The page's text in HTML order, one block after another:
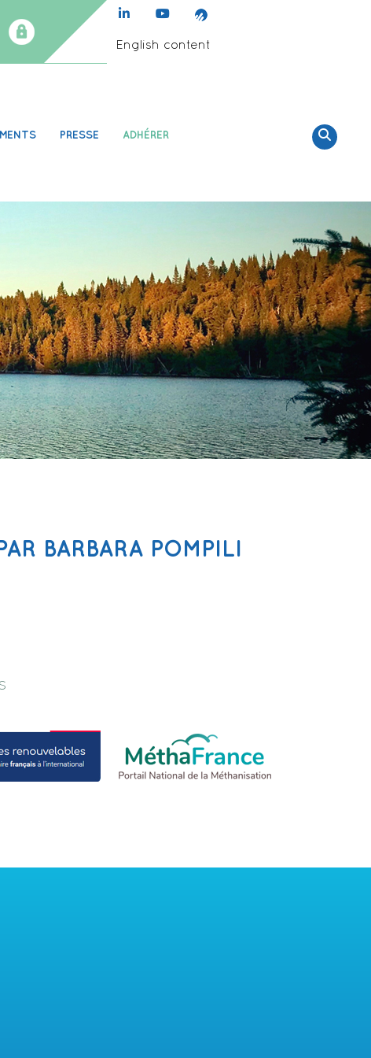
English content
PRESSE ADHÉRER
BARBARA POMPILI